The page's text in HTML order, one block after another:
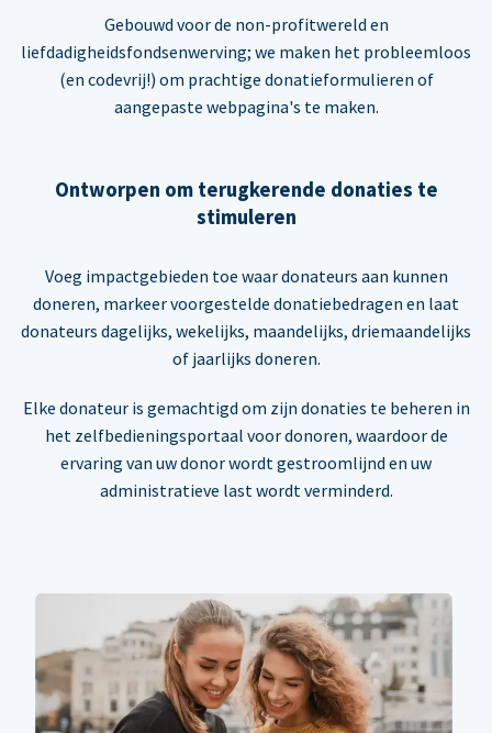
Gebouwd voor de non-profitwereld en
liefdadigheidsfondsenwerving; we maken het probleemloos
(en codevrij!) om prachtige donatieformulieren of
aangepaste webpagina's te maken.
Ontworpen om terugkerende donaties te
stimuleren
Voeg impactgebieden toe waar donateurs aan kunnen
doneren, markeer voorgestelde donatiebedragen en laat
donateurs dagelijks, wekelijks, maandelijks, driemaandelijks
of jaarlijks doneren.
Elke donateur is gemachtigd om zijn donaties te beheren in
het zelfbedieningsportaal voor donoren, waardoor de
ervaring van uw donor wordt gestroomlijnd en uw
administratieve last wordt verminderd.